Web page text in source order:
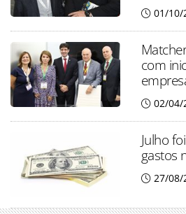
01/10/
com
02/04/
Julho
gastos
27/08/